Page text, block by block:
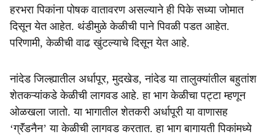
r
e
हरभरा पिकांना पोषक वातावरण असल्याने ही पिके सध्या जोमात
दिसून येत आहेत. थंडीमुळे केळीची पाने पिवळी पडत आहेत.
परिणामी, केळीची वाढ खुंटल्याचे दिसून येत आहे.
नांदेड जिल्ह्यातील अर्धापूर, मुदखेड, नांदेड या तालुक्यांतील बहुतांश
शेतकऱ्यांकडे केळीची लागवड आहे. हा भाग केळीचा पट्टा म्हणून
ओळखला जातो. या भागातील शेतकरी अर्धापूरी या वाणासह
‘ग्रॅंडनैन’ या केळीची लागवड करतात. हा भाग बागायती पिकांमध्ये